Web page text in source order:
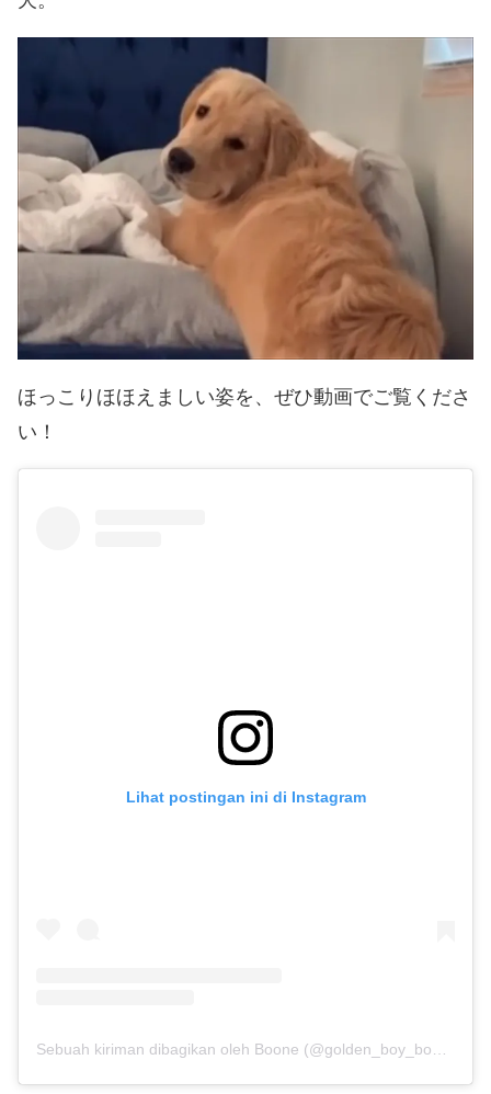
ほっこりほほえましい姿を、ぜひ動画でご覧くださ
い！
Lihat postingan ini di Instagram